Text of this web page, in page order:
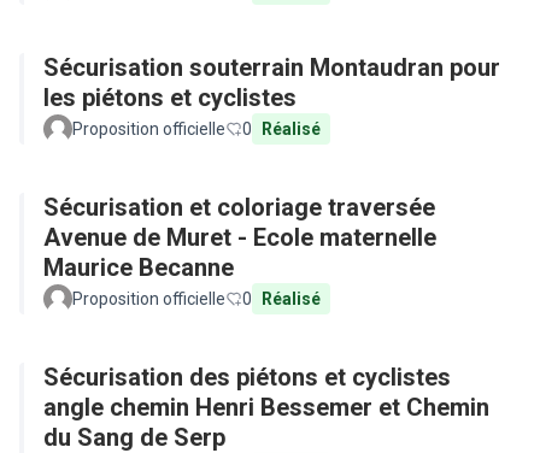
Sécurisation souterrain Montaudran pour
les piétons et cyclistes
Proposition officielle 0 Réalisé
Sécurisation et coloriage traversée
Avenue de Muret - Ecole maternelle
Maurice Becanne
Proposition officielle 0 Réalisé
Sécurisation des piétons et cyclistes
angle chemin Henri Bessemer et Chemin
du Sang de Serp